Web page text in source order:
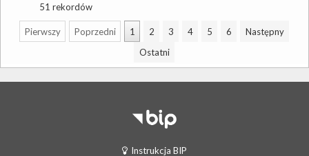
51 rekordów
Pierwszy Poprzedni 1 2 3 4 5 6
Następny
Ostatni
Instrukcja BIP